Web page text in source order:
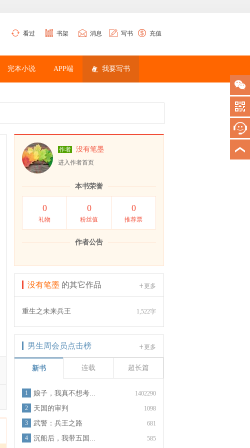
看过 书架 消息 写书 充值
完本小说 APP端 我要写书
作者 没有笔墨
进入作者首页
本书荣誉
0
礼物
0
粉丝值
0
推荐票
作者公告
更多
没有笔墨 的其它作品
1,522字
重生之未来兵王
更多
男生周会员点击榜
新书 连载 超长篇
1402290
1 娘子，我真不想考...
1098
2 天国的审判
681
3 武警：兵王之路
585
4 沉船后，我带五国...